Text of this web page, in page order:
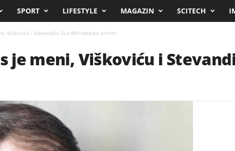
SPORT LIFESTYLE MAGAZIN SCITECH
Viškoviću i Stevandiću Sud BiH odredio pritvor
je meni, Viškoviću i